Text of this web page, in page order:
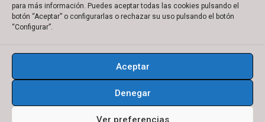
para más información. Puedes aceptar todas las cookies pulsando el
botón “Aceptar” o configurarlas o rechazar su uso pulsando el botón
“Configurar”.
Aceptar
Denegar
Ver preferencias
Copyright © 2022 Ibersyd
s
a
i
n
k
e
w
i
t
t
u
u
Aviso legal
Política de cookies
Condiciones de compra